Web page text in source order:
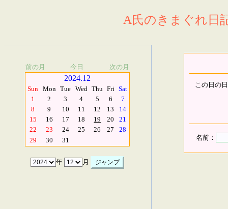
A氏のきまぐれ日
前の月 今日 次の月
2024.12
Sun Mon Tue Wed Thu Fri Sat
1
2 3 4 5 6
7
8
9 10 11 12 13
14
15
16 17 18 19 20
21
22
23 24 25 26 27
28
29
30 31
年 月
この日の
名前：